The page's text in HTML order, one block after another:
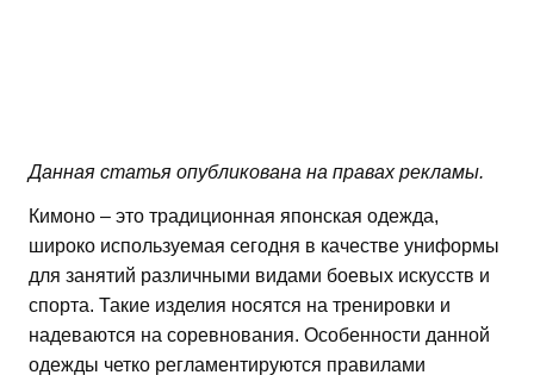
Данная статья опубликована на правах рекламы.
Кимоно – это традиционная японская одежда,
широко используемая сегодня в качестве униформы
для занятий различными видами боевых искусств и
спорта. Такие изделия носятся на тренировки и
надеваются на соревнования. Особенности данной
одежды четко регламентируются правилами